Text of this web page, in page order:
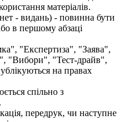
матеріалів.
- видань) - повинна бути
в першому абзаці
"Експертиза", "Заява",
"Вибори", "Тест-драйв",
на правах
спільно з
передрук, чи наступне